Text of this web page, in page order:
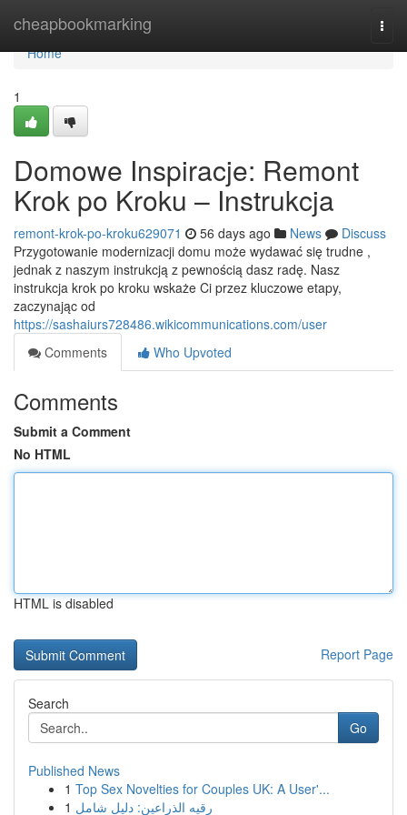
cheapbookmarking
Home
Home
1
Domowe Inspiracje: Remont
Krok po Kroku – Instrukcja
remont-krok-po-kroku629071 56 days ago News
Discuss
Przygotowanie modernizacji domu może wydawać się trudne ,
jednak z naszym instrukcją z pewnością dasz radę. Nasz
instrukcja krok po kroku wskaże Ci przez kluczowe etapy,
zaczynając od
https://sashaiurs728486.wikicommunications.com/user
Comments
Who Upvoted
Comments
Submit a Comment
No HTML
HTML is disabled
Report Page
Search
Go
Published News
1 Top Sex Novelties for Couples UK: A User'...
1 رقيه الذراعين: دليل شامل